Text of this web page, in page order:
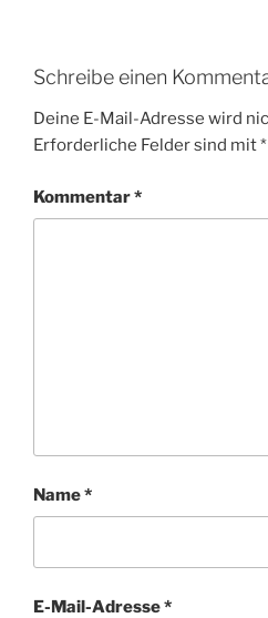
Schreibe einen
Deine E-Mail-Adresse wird
Erforderliche Felder sind mit*
Kommentar*
Name*
E-Mail-Adresse*